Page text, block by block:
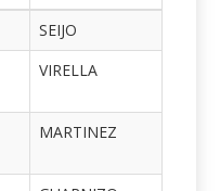
SEIJO
VIRELLA
MARTINEZ